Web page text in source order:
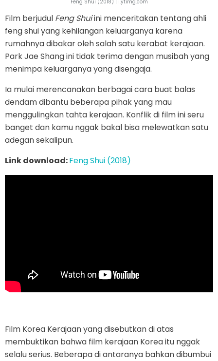
Feng Shui (2018) | i.ytimg.com
Film berjudul Feng Shuiini menceritakan tentang ahli
feng shui yang kehilangan keluarganya karena
rumahnya dibakar oleh salah satu kerabat kerajaan.
Park Jae Shang ini tidak terima dengan musibah yang
menimpa keluarganya yang disengaja.
Ia mulai merencanakan berbagai cara buat balas
dendam dibantu beberapa pihak yang mau
menggulingkan tahta kerajaan. Konflik di film ini seru
banget dan kamu nggak bakal bisa melewatkan satu
adegan sekalipun.
Link download:Feng Shui (2018)
Film Korea Kerajaan yang disebutkan di atas
membuktikan bahwa film kerajaan Korea itu nggak
selalu serius. Beberapa di antaranya bahkan dibumbui